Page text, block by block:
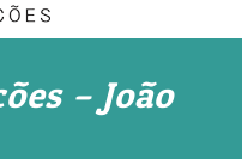
– João